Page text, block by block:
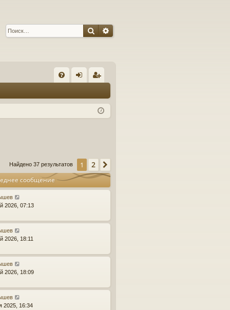
ПоискРасширенный поиск
Q д ис
Найдено 37 результатов 1 2
сообщение
2026, 07:13
2026, 18:11
2026, 18:09
2025, 16:34